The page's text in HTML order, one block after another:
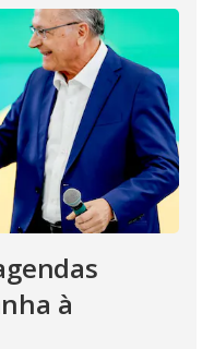
à